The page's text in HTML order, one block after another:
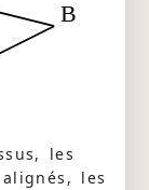
B
les
les